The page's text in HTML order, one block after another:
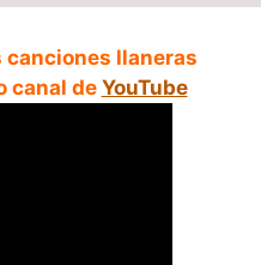
canciones llaneras
canal de YouTube